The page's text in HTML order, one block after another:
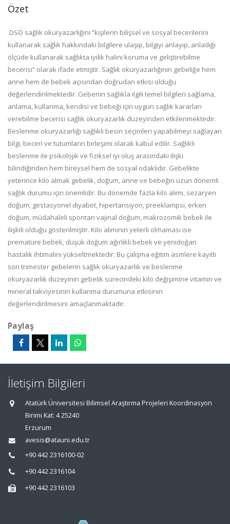
Özet
DSÖ sağlık okuryazarlığını “kişilerin bilişsel ve sosyal becerilerini
kullanarak sağlık hakkındaki bilgilere ulaşıp, bilgiyi anlayıp, anladığı
ölçüde kullanarak sağlıkta iyilik halini koruma ve geliştirebilme
becerisi” olarak ifade etmiştir. Sağlık okuryazarlığının gebeliğe hem
anne hem de bebek açısından doğrudan etkisi olduğu
değerlendirilmektedir. Gebenin sağlıkla ilgili temel bilgileri sağlama,
anlama, kullanma, kendisi ve bebeği için uygun sağlık kararları
verebilme becerisi sağlık okuryazarlık düzeyinden etkilenmektedir.
Beslenme okuryazarlığı sağlıklı besin seçimleri yapabilmeyi sağlayan
bilgi, beceri ve tutumların birleşimi olarak kabul edilir. Sağlıklı
beslenme ile psikolojik ve fiziksel iyi oluş arasındaki ilişki
bilindiğinden hem bireysel hem de sosyal odaklıdır. Gebelikte
yeterince kilo almak gebelik, doğum, anne ve bebeğin uzun dönemli
sağlık durumu için önemlidir. Bu dönemde fazla kilo alımı, sezaryen
doğum, gestasyonel diyabet, hipertansiyon, preeklampsi, erken
doğum, müdahaleli spontan vajinal doğum, makrozomik bebek ile
ilişkili olduğu gösterilmiştir. Kilo alımının yeterli olmaması ise
prematüre bebek, düşük doğum ağırlıklı bebek ve yenidoğan
hastalık ihtimalini yükseltmektedir. Bu çalışma eğitim asmlere kayıtlı
son trimester gebelerin sağlık okuryazarlık ve beslenme
okuryazarlık düzeyinin gebelik sürecindeki kilo değişimine vitamin ve
mineral takviyesinin kullanma durumuna etkisinin
değerlendirilmesini amaçlanmaktadır.
Paylaş
İletişim Bilgileri
Atatürk Üniversitesi Bilimsel Araştırma Projeleri Koordinasyon
Birimi Kat: 4 25240
Erzurum
avesis@atauni.edu.tr
+90 442 2316100-02
+90 442 2316104
+90 442 2316103